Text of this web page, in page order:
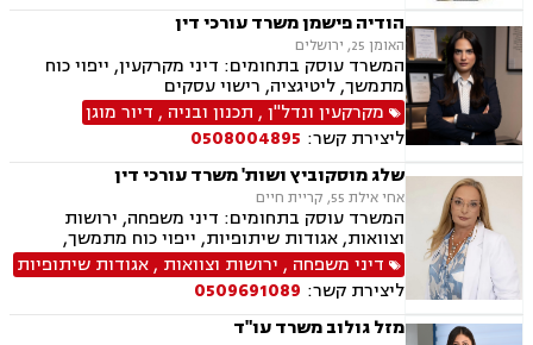
הודיה פישמן משרד עורכי דין
האומן 25, ירושלים
המשרד עוסק בתחומים: דיני מקרקעין, ייפוי כוח
מתמשך, ליטיגציה, רישוי עסקים
מקרקעין ונדל"ן, תכנון ובניה , דיור מוגן
ליצירת קשר: 0508004895
שלג מוסקוביץ ושות' משרד עורכי דין
אחי אילת 55, קריית חיים
המשרד עוסק בתחומים: דיני משפחה, ירושות
וצוואות, אגודות שיתופיות, ייפוי כוח מתמשך,
מושבים וקיבוצים, מקרקעין ונדל"ן, עסקאות מכר
דירה, נחלות ומשקים במושבים, רשות מקרקעי
ישראל
דיני משפחה , ירושות וצוואות ,אגודות שיתופיות
ליצירת קשר: 0509691089
מזל גולוב משרד עו"ד